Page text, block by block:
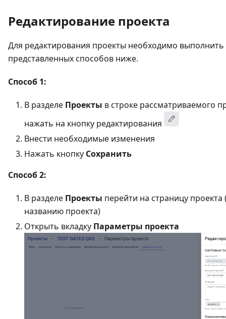
Редактирование проекта
Для редактирования проекты необходимо выполнить
представленных способов ниже.
Способ 1:
В разделе Проекты в строке рассматриваемого
нажать на кнопку редактирования
Внести необходимые изменения
Нажать кнопку Сохранить
Способ 2:
В разделе Проекты перейти на страницу проекта
названию проекта)
Открыть вкладку Параметры проекта